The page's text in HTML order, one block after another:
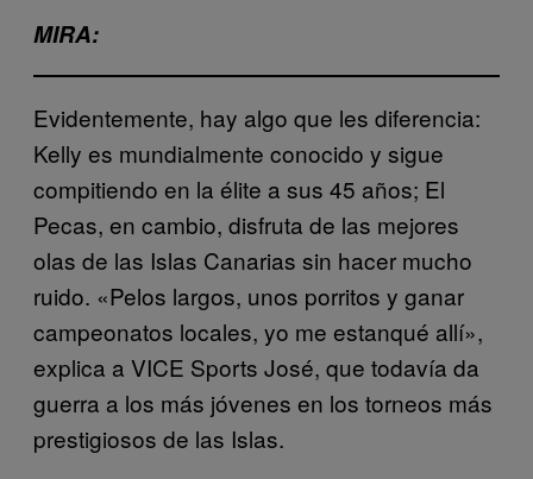
MIRA:
Evidentemente, hay algo que les diferencia:
Kelly es mundialmente conocido y sigue
compitiendo en la élite a sus 45 años; El
Pecas, en cambio, disfruta de las mejores
olas de las Islas Canarias sin hacer mucho
ruido. «Pelos largos, unos porritos y ganar
campeonatos locales, yo me estanqué allí»,
explica a VICE Sports José, que todavía da
guerra a los más jóvenes en los torneos más
prestigiosos de las Islas.